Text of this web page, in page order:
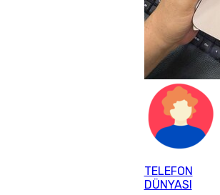
TELEFON
DÜNYASI